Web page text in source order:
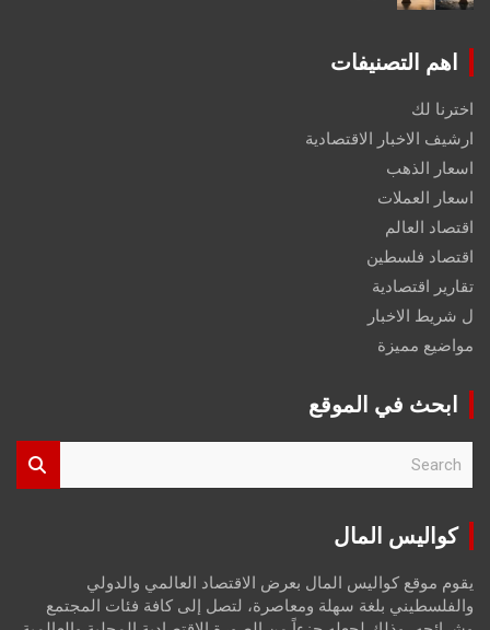
اهم التصنيفات
اخترنا لك
ارشيف الاخبار الاقتصادية
اسعار الذهب
اسعار العملات
اقتصاد العالم
اقتصاد فلسطين
تقارير اقتصادية
ل شريط الاخبار
مواضيع مميزة
ابحث في الموقع
r
كواليس المال
يقوم موقع كواليس المال بعرض الاقتصاد العالمي والدولي
والفلسطيني بلغة سهلة ومعاصرة، لتصل إلى كافة فئات المجتمع